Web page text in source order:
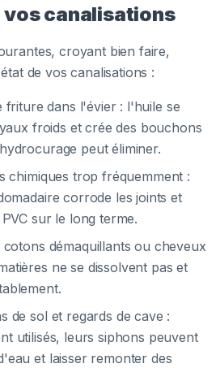
canalisations
croyant bien faire,
de vos canalisations :
friture dans l'évier : l'huile se
froids et crée des bouchons
peut éliminer.
chimiques trop fréquemment :
corrode les joints et
sur le long terme.
démaquillants ou cheveux
ne se dissolvent pas et
de sol et regards de cave :
utilisés, leurs siphons peuvent
et laisser remonter des